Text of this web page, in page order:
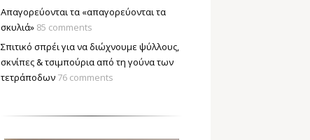
Απαγορεύονται τα «απαγορεύονται τα
σκυλιά» 85 comments
Σπιτικό σπρέι για να διώχνουμε ψύλλους,
σκνίπες & τσιμπούρια από τη γούνα των
τετράποδων 76 comments